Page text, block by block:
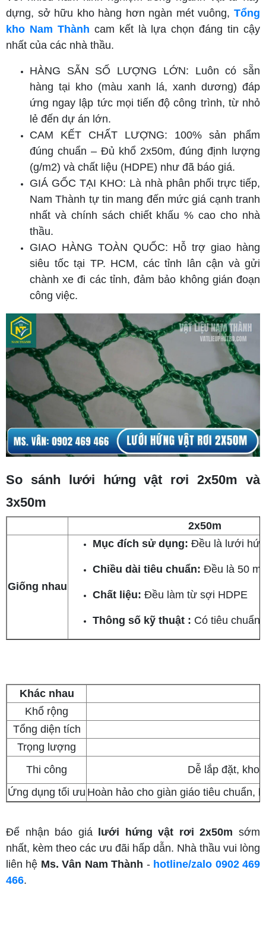
dựng, sở hữu kho hàng hơn ngàn mét vuông, Tổng
kho Nam Thành cam kết là lựa chọn đáng tin cậy
nhất của các nhà thầu.
HÀNG SẴN SỐ LƯỢNG LỚN: Luôn có sẵn
hàng tại kho (màu xanh lá, xanh dương) đáp
ứng ngay lập tức mọi tiến độ công trình, từ nhỏ
lẻ đến dự án lớn.
CAM KẾT CHẤT LƯỢNG: 100% sản phẩm
đúng chuẩn – Đủ khổ 2x50m, đúng định lượng
(g/m2) và chất liệu (HDPE) như đã báo giá.
GIÁ GỐC TẠI KHO: Là nhà phân phối trực tiếp,
Nam Thành tự tin mang đến mức giá cạnh tranh
nhất và chính sách chiết khấu % cao cho nhà
thầu.
GIAO HÀNG TOÀN QUỐC: Hỗ trợ giao hàng
siêu tốc tại TP. HCM, các tỉnh lân cận và gửi
chành xe đi các tỉnh, đảm bảo không gián đoạn
công việc.
So sánh lưới hứng vật rơi 2x50m và
3x50m
2x50m
Giống nhau
Mục đích sử dụng: Đều là lưới
Chiều dài tiêu chuẩn: Đều là 50
Chất liệu: Đều làm từ sợi HDPE
Thông số kỹ thuật : Có tiêu chuẩn
Khác nhau
Khổ rộng
Tổng diện tích
Trọng lượng
Thi công
Dễ lắp đặt,
Ứng dụng tối ưu Hoàn hảo cho giàn giáo tiêu chuẩn,
Để nhận báo giá lưới hứng vật rơi 2x50m sớm
nhất, kèm theo các ưu đãi hấp dẫn. Nhà thầu vui lòng
liên hệ Ms. Vân Nam Thành - hotline/zalo 0902 469
466.